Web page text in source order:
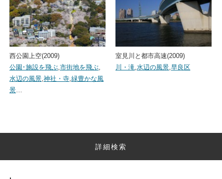
西公園上空(2009)
公園･施設を飛ぶ,市街地を飛ぶ,
水辺の風景,神社・寺,緑豊かな風
景…
室見川と都市高速(2009)
川・滝,水辺の風景,早良区
詳細検索